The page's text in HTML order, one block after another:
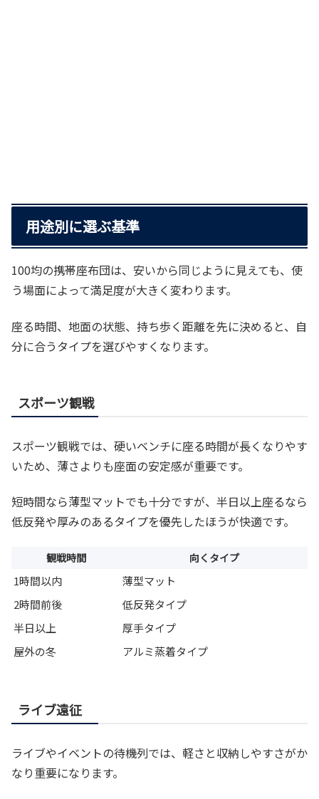
用途別に選ぶ基準
100均の携帯座布団は、安いから同じように見えても、使
う場面によって満足度が大きく変わります。
座る時間、地面の状態、持ち歩く距離を先に決めると、自
分に合うタイプを選びやすくなります。
スポーツ観戦
スポーツ観戦では、硬いベンチに座る時間が長くなりやす
いため、薄さよりも座面の安定感が重要です。
短時間なら薄型マットでも十分ですが、半日以上座るなら
低反発や厚みのあるタイプを優先したほうが快適です。
観戦時間 向くタイプ
1時間以内
薄型マット
2時間前後
低反発タイプ
半日以上
厚手タイプ
屋外の冬
アルミ蒸着タイプ
ライブ遠征
ライブやイベントの待機列では、軽さと収納しやすさがか
なり重要になります。